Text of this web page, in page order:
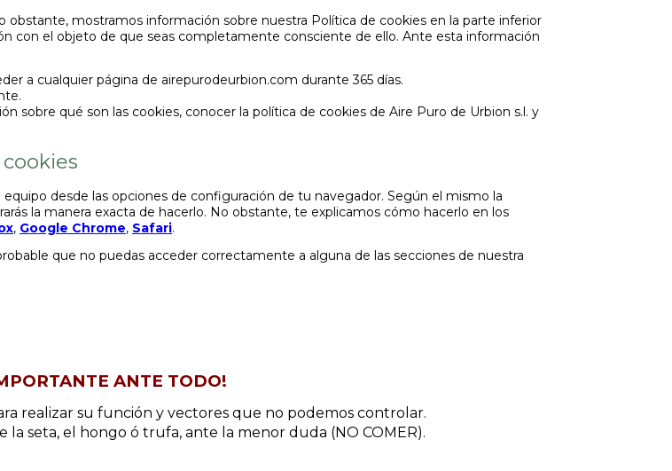
obstante, mostramos información sobre nuestra Política de cookies en la parte inferior
con el objeto de que seas completamente consciente de ello. Ante esta información
a cualquier página de airepurodeurbion.com durante 365 días.
sobre qué son las cookies, conocer la política de cookies de Aire Puro de Urbion s.l. y
desde las opciones de configuración de tu navegador. Según el mismo la
la manera exacta de hacerlo. No obstante, te explicamos cómo hacerlo en los
, Google Chrome, Safari.
que no puedas acceder correctamente a alguna de las secciones de nuestra
ANTE TODO!
realizar su función y vectores que no podemos controlar.
seta, el hongo ó trufa, ante la menor duda (NO COMER).